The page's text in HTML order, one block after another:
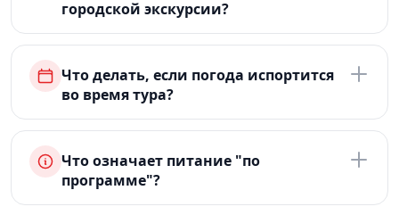
городской экскурсии?
Что делать, если погода испортится
во время тура?
Что означает питание "по
программе"?